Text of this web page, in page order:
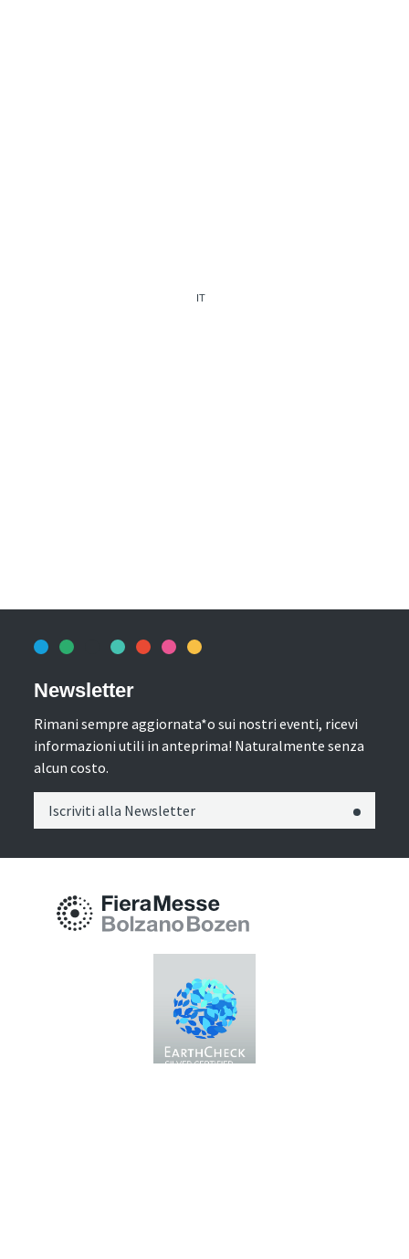
IT
Newsletter
Rimani sempre aggiornata*o sui nostri eventi, ricevi
informazioni utili in anteprima! Naturalmente senza
alcun costo.
Iscriviti alla Newsletter